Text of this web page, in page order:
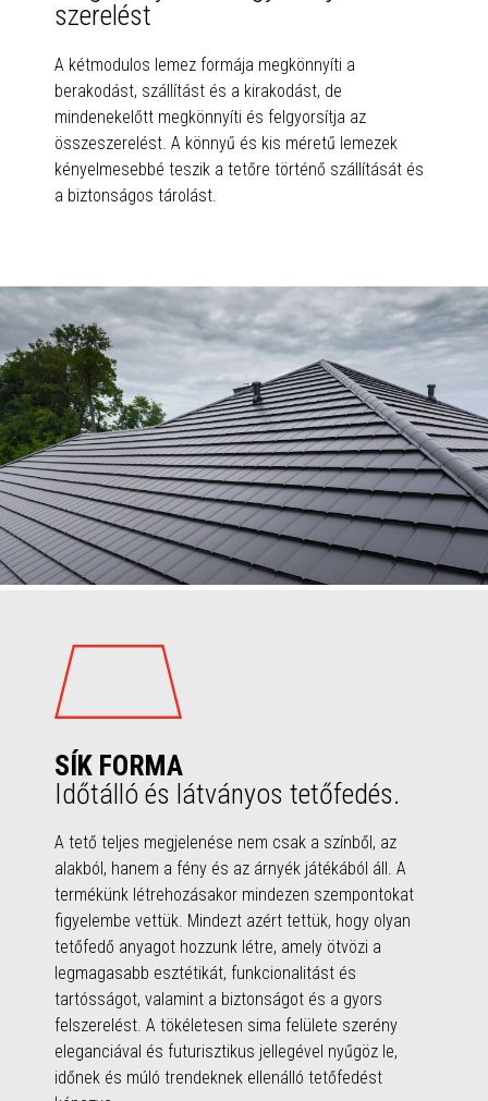
szerelést
A kétmodulos lemez formája megkönnyíti a
berakodást, szállítást és a kirakodást, de
mindenekelőtt megkönnyíti és felgyorsítja az
összeszerelést. A könnyű és kis méretű lemezek
kényelmesebbé teszik a tetőre történő szállítását és
a biztonságos tárolást.
SÍK FORMA
Időtálló és látványos tetőfedés.
A tető teljes megjelenése nem csak a színből, az
alakból, hanem a fény és az árnyék játékából áll. A
termékünk létrehozásakor mindezen szempontokat
figyelembe vettük. Mindezt azért tettük, hogy olyan
tetőfedő anyagot hozzunk létre, amely ötvözi a
legmagasabb esztétikát, funkcionalitást és
tartósságot, valamint a biztonságot és a gyors
felszerelést. A tökéletesen sima felülete szerény
eleganciával és futurisztikus jellegével nyűgöz le,
időnek és múló trendeknek ellenálló tetőfedést